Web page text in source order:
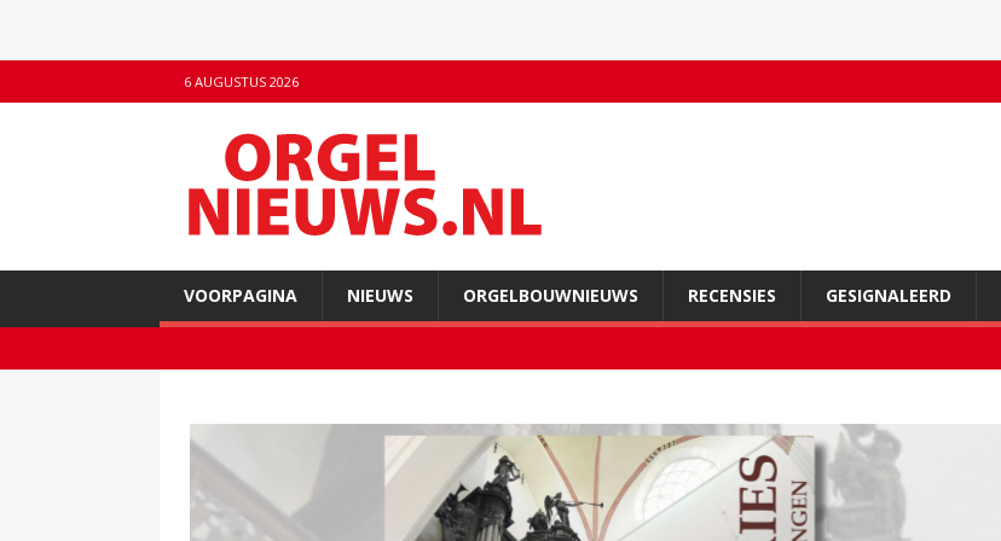
6 AUGUSTUS 2026
VOORPAGINA NIEUWS ORGELBOUWNIEUWS RECENSIES GESIGNALEERD